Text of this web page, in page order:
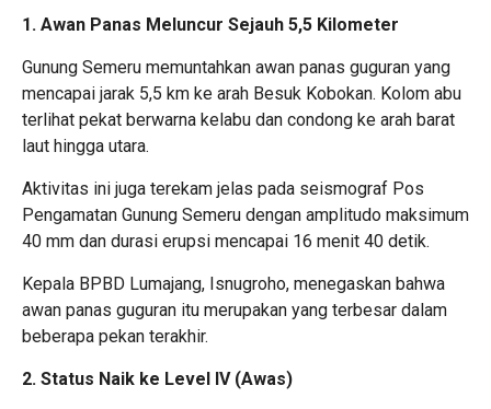
1. Awan Panas Meluncur Sejauh 5,5 Kilometer
Gunung Semeru memuntahkan awan panas guguran yang
mencapai jarak 5,5 km ke arah Besuk Kobokan. Kolom abu
terlihat pekat berwarna kelabu dan condong ke arah barat
laut hingga utara.
Aktivitas ini juga terekam jelas pada seismograf Pos
Pengamatan Gunung Semeru dengan amplitudo maksimum
40 mm dan durasi erupsi mencapai 16 menit 40 detik.
Kepala BPBD Lumajang, Isnugroho, menegaskan bahwa
awan panas guguran itu merupakan yang terbesar dalam
beberapa pekan terakhir.
2. Status Naik ke Level IV (Awas)